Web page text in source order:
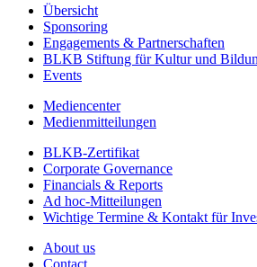
Übersicht
Sponsoring
Engagements & Partnerschaften
BLKB Stiftung für Kultur und
Events
Mediencenter
Medienmitteilungen
BLKB-Zertifikat
Corporate Governance
Financials & Reports
Ad hoc-Mitteilungen
Wichtige Termine & Kontakt für
About us